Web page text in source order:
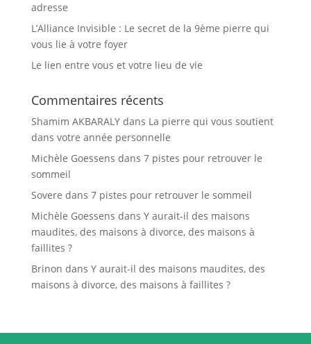
adresse
L’Alliance Invisible : Le secret de la 9ème pierre qui
vous lie à votre foyer
Le lien entre vous et votre lieu de vie
Commentaires récents
Shamim AKBARALYdans La pierre qui vous soutient
dans votre année personnelle
Michèle Goessens dans 7 pistes pour retrouver le
sommeil
Sovere dans 7 pistes pour retrouver le sommeil
Michèle Goessens dans Y aurait-il des maisons
maudites, des maisons à divorce, des maisons à
faillites ?
Brinon dans Y aurait-il des maisons maudites, des
maisons à divorce, des maisons à faillites ?